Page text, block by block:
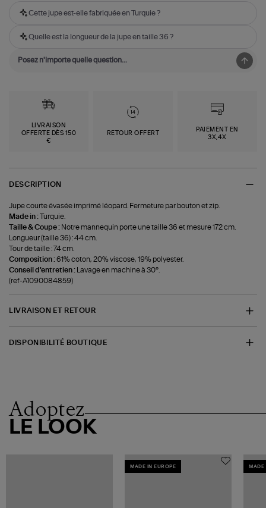
Cette jupe est-elle fabriquée en Turquie ?
Quelle est la longueur de la jupe en taille 36 ?
LIVRAISON
OFFERTE DÈS 150
€
RETOUR OFFERT
PAIEMENT EN
3X,4X
DESCRIPTION
Jupe courte évasée imprimé léopard. Fermeture par bouton et zip.
Made in :
Turquie.
Taille & Coupe : Notre mannequin porte une taille 36 et mesure 172 cm.
Longueur (taille 36) : 44 cm.
Tour de taille : 74 cm.
Composition :61% coton, 20% viscose, 19% polyester.
Conseil d'entretien : Lavage en machine à 30°.
(ref-A1090084859)
LIVRAISON ET RETOUR
DISPONIBILITÉ BOUTIQUE
Adoptez
LE LOOK
MADE IN EUROPE MADE